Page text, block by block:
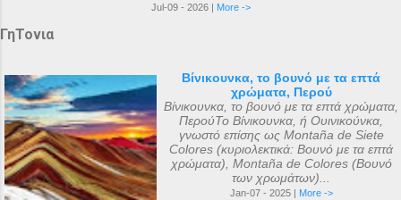
Jul-09 - 2026 | More ->
ΓηΤονια
Βίνικουνκα, το βουνό με τα επτά
χρώματα, Περού
Βίνικουνκα, το βουνό με τα επτά χρώματα,
ΠερούΤο Βίνικουνκα, ή Ουινικούνκα,
γνωστό επίσης ως Montaña de Siete
Colores (κυριολεκτικά: Βουνό με τα επτά
χρώματα), Montaña de Colores (Βουνό
των χρωμάτων)...
Jan-07 - 2025 | More ->